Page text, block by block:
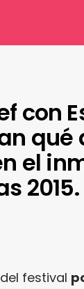
con
qué
el
2015.
festival